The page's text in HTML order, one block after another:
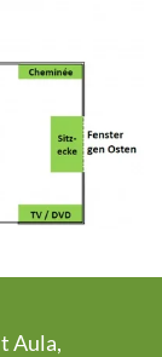
Aula,